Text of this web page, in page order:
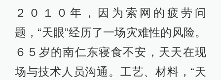
２０１０年，因为索网的疲劳问
题，“天眼”经历了一场灾难性的风险。
６５岁的南仁东寝食不安，天天在现
场与技术人员沟通。工艺、材料，“天